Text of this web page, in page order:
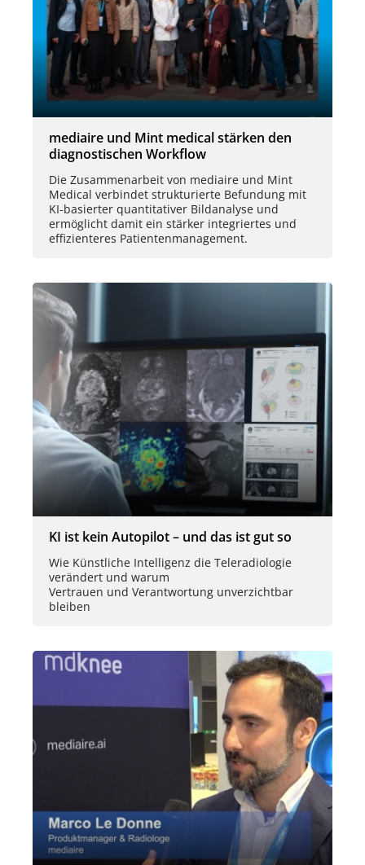
mediaire und Mint medical stärken den
diagnostischen Workflow
Die Zusammenarbeit von mediaire und Mint
Medical verbindet strukturierte Befundung mit
KI-basierter quantitativer Bildanalyse und
ermöglicht damit ein stärker integriertes und
effizienteres Patientenmanagement.
KI ist kein Autopilot – und das ist gut so
Wie Künstliche Intelligenz die Teleradiologie
verändert und warum
Vertrauen und Verantwortung unverzichtbar
bleiben